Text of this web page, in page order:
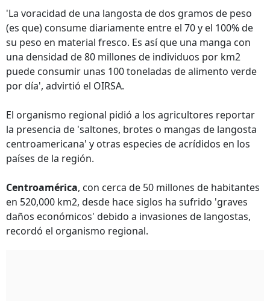
'La voracidad de una langosta de dos gramos de peso
(es que) consume diariamente entre el 70 y el 100% de
su peso en material fresco. Es así que una manga con
una densidad de 80 millones de individuos por km2
puede consumir unas 100 toneladas de alimento verde
por día', advirtió el OIRSA.
El organismo regional pidió a los agricultores reportar
la presencia de 'saltones, brotes o mangas de langosta
centroamericana' y otras especies de acrídidos en los
países de la región.
Centroamérica, con cerca de 50 millones de habitantes
en 520,000 km2, desde hace siglos ha sufrido 'graves
daños económicos' debido a invasiones de langostas,
recordó el organismo regional.